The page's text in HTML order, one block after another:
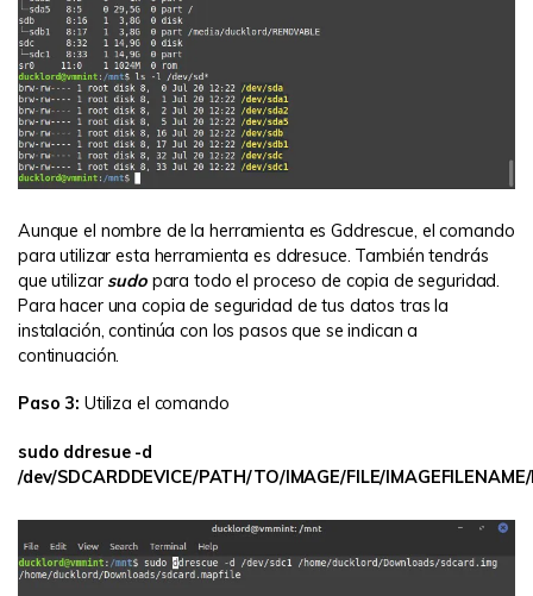
Aunque el nombre de la herramienta es Gddrescue, el comando
para utilizar esta herramienta es ddresuce. También tendrás
que utilizar sudo para todo el proceso de copia de seguridad.
Para hacer una copia de seguridad de tus datos tras la
instalación, continúa con los pasos que se indican a
continuación.
Paso 3: Utiliza el comando
sudo ddresue -d
/dev/SDCARDDEVICE/PATH/TO/IMAGE/FILE/